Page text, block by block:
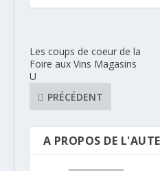
Les coups de coeur de la
Foire aux Vins Magasins
U
PRÉCÉDENT
A PROPOS DE